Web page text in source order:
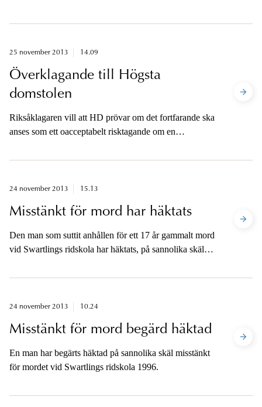
man är redan häktad i samma ärende.
25 november 2013 14.09
Överklagande till Högsta
domstolen
Riksåklagaren vill att HD prövar om det fortfarande ska
anses som ett oacceptabelt risktagande om en
samlag utan kondom. Riksåklagaren överklagar därför
24 november 2013 15.13
Misstänkt för mord har häktats
Den man som suttit anhållen för ett 17 år gammalt mord
vid Swartlings ridskola har häktats, på sannolika skäl
24 november 2013 10.24
Misstänkt för mord begärd häktad
En man har begärts häktad på sannolika skäl misstänkt
för mordet vid Swartlings ridskola 1996.